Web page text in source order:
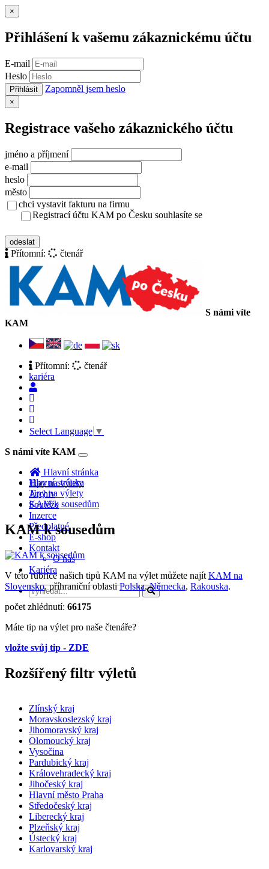
×
Přihlášení k vašemu zákaznickému účtu
E-mail
Heslo
Přihlásit Zapomněl jsem heslo
×
Registrace vašeho zákaznického účtu
jméno a příjmení
e-mail
heslo
město
chci vystavit fakturu na firmu
Registrací účtu KAM po Česku souhlasíte se
odeslat
Přítomní: čtenář
S námi víte
KAM
Přítomní:
čtenář
kariéra
Select Language ▼
S námi víte KAM
Toggle
navigation
Hlavní stránka
Tipy na výlety
Archiv
Soutěže
Inzerce
Předplatné
E-shop
Kontakt
O nás
Kariéra
Hlavní stránka
Tipy na výlety
KAM k sousedům
KAM k sousedům
V této rubrice našich tipů KAM na výlet můžete najít KAM na
Slovensko, příhraniční oblastiPolska,Německa, Rakouska.
počet zhlédnutí: 66175
Máte tip na výlet pro naše čtenáře?
vložte svůj tip - ZDE
Rozšířený filtr výletů
Zlínský kraj
Moravskoslezský kraj
Jihomoravský kraj
Olomoucký kraj
Vysočina
Pardubický kraj
Královehradecký kraj
Jihočeský kraj
Hlavní město Praha
Středočeský kraj
Liberecký kraj
Plzeňský kraj
Ústecký kraj
Karlovarský kraj